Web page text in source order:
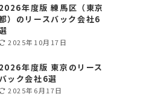
2026年度版 練馬区（東京
）のリースバック会社6
2025年10月17日
2026年度版 東京のリース
ック会社6選
2025年6月17日